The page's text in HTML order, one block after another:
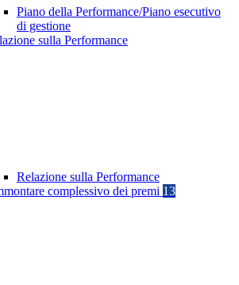
Piano della Performance/Piano esecutivo
di gestione
sulla Performance
Relazione sulla Performance
complessivo dei premi 13